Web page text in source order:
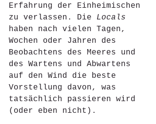
Erfahrung der Einheimischen
zu verlassen. Die Locals
haben nach vielen Tagen,
Wochen oder Jahren des
Beobachtens des Meeres und
des Wartens und Abwartens
auf den Wind die beste
Vorstellung davon, was
tatsächlich passieren wird
(oder eben nicht).